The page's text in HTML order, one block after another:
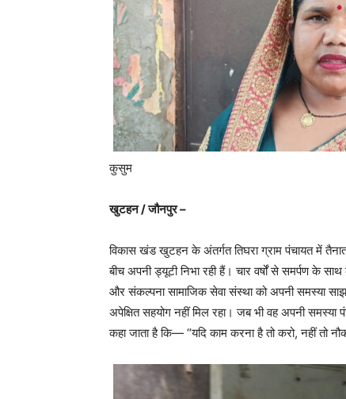
कुसुम
खुटहन / जौनपुर –
विकास खंड खुटहन के अंतर्गत तिघरा ग्राम पंचायत में
बीच अपनी ड्यूटी निभा रही हैं। चार वर्षों से समर्पण के
और संकल्पना सामाजिक सेवा संस्था को अपनी समस्या
अपेक्षित सहयोग नहीं मिल रहा। जब भी वह अपनी समस्या
कहा जाता है कि— “यदि काम करना है तो करो, नहीं तो